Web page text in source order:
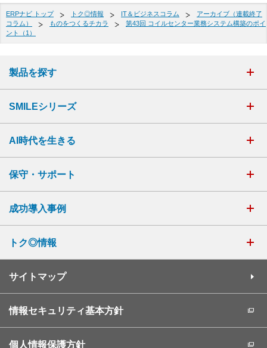
ERPナビ トップ トク◎情報 IT＆ビジネスコラム
アーカイブ（連載終了
コラム）
ものをつくるチカラ
第43回 コイルセンター業務システム構築のポイ
ント（1）
製品を探す
SMILEシリーズ
AI時代を生きる
保守・サポート
成功導入事例
トク◎情報
サイトマップ
情報セキュリティ基本方針
個人情報保護方針